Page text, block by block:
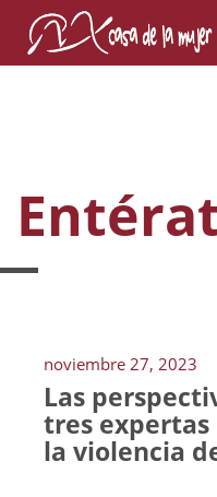
noviembre 27, 2023
Las
tres expertas
la violencia